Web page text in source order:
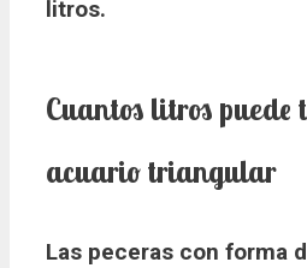
litros.
Cuantos litros puede
acuario triangular
Las peceras con forma